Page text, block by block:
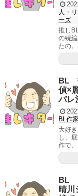
人・
ーズ
推し
の続
たの
BL
偵×
バレ
BL作
大好
し、
作で
BL
晴川